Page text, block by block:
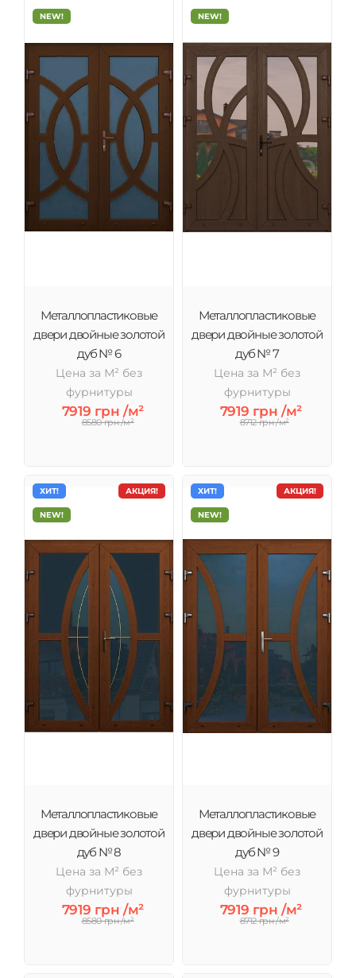
NEW!
Металлопластиковые
двери двойные золотой
дуб № 6
Цена за М² без
фурнитуры
7919 грн /м²
8580 грн /м²
NEW!
Металлопластиковые
двери двойные золотой
дуб № 7
Цена за М² без
фурнитуры
7919 грн /м²
8712 грн /м²
АКЦИЯ!
ХИТ!
NEW!
Металлопластиковые
двери двойные золотой
дуб № 8
Цена за М² без
фурнитуры
7919 грн /м²
8580 грн /м²
АКЦИЯ!
ХИТ!
NEW!
Металлопластиковые
двери двойные золотой
дуб № 9
Цена за М² без
фурнитуры
7919 грн /м²
8712 грн /м²